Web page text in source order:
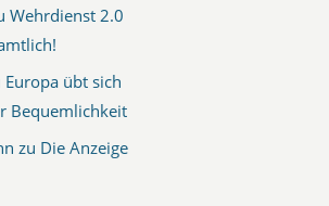
Wehrdienst 2.0
Europa übt sich
Bequemlichkeit
zu Die Anzeige